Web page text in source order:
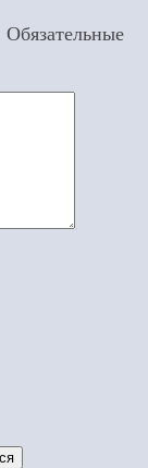
Обязательные